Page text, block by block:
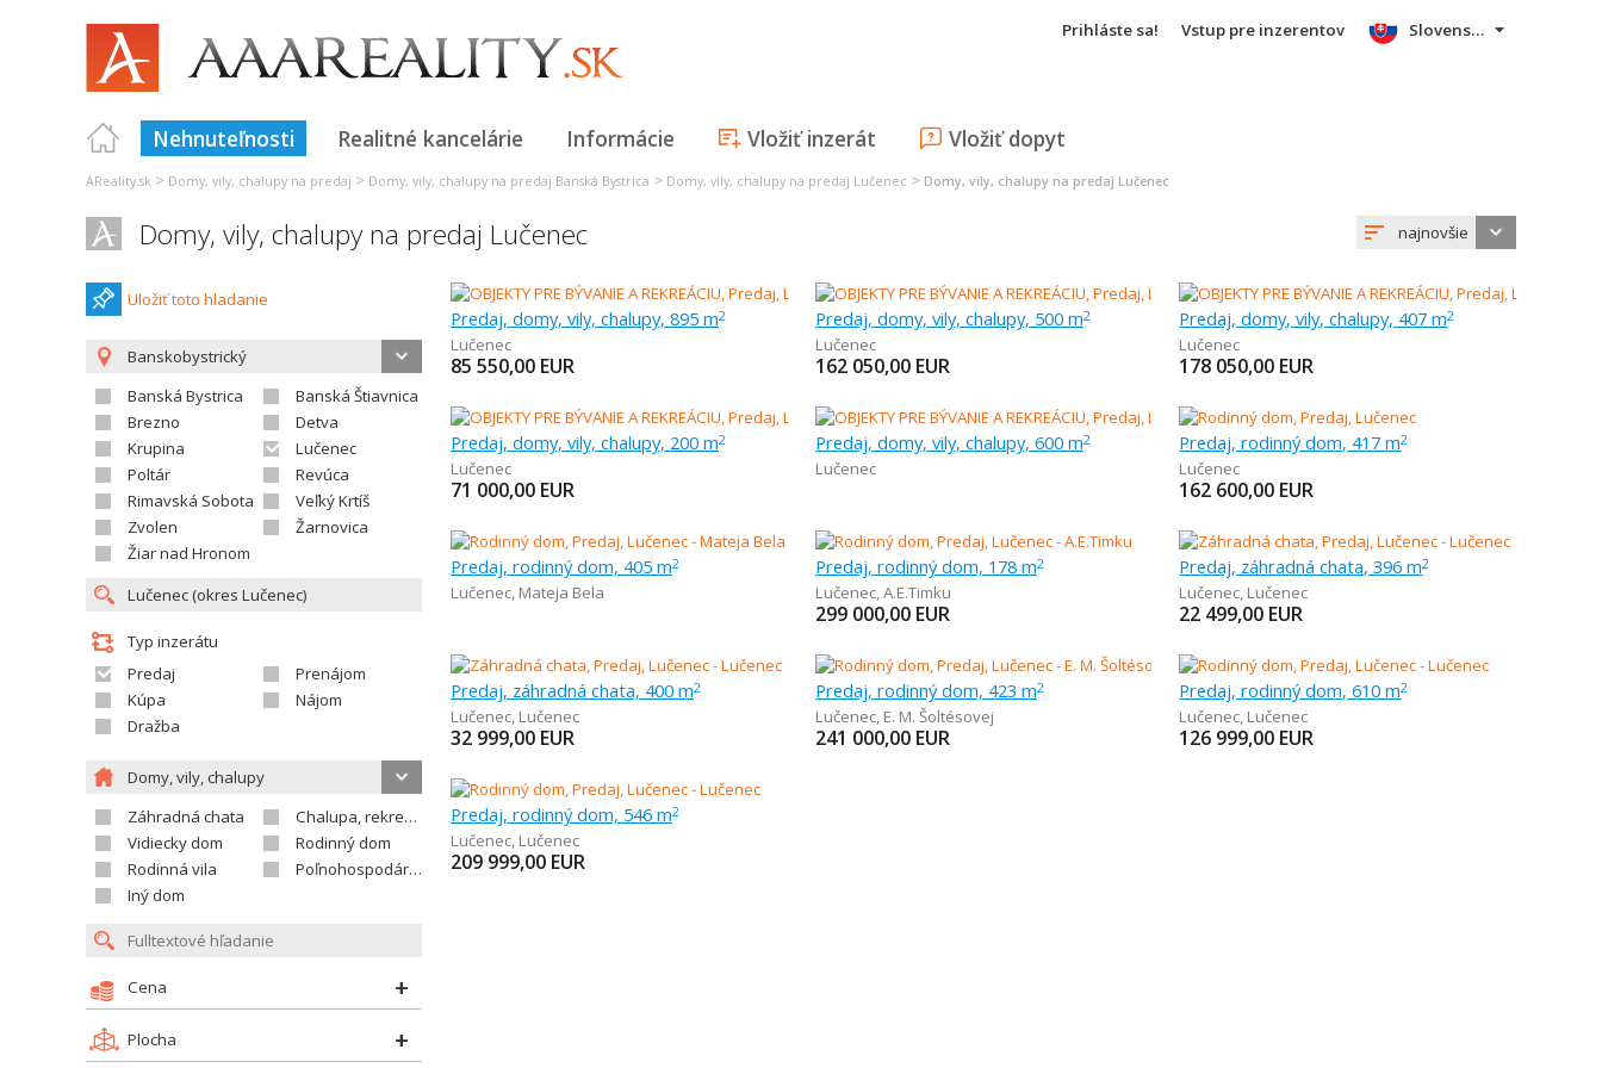
Prihláste sa! Vstup pre inzerentov
Nehnuteľnosti Realitné kancelárie Informácie Vložiť inzerát Vložiť dopyt
Slovensky
AReality.sk > Domy, vily, chalupy na predaj > Domy, vily, chalupy na predaj Banská Bystrica > Domy, vily, chalupy na predaj Lučenec > Domy, vily, chalupy na predaj Lučenec
Domy, vily, chalupy na predaj Lučenec najnovšie
Uložiť toto hladanie
Banskobystrický
Banská Bystrica
Banská Štiavnica
Brezno
Detva
Krupina
Lučenec
Poltár
Revúca
Rimavská Sobota
Veľký Krtíš
Zvolen
Žarnovica
Žiar nad Hronom
Typ inzerátu
Predaj
Prenájom
Kúpa
Nájom
Dražba
Domy, vily, chalupy
Záhradná chata
Chalupa, rekreačný domček
Vidiecky dom
Rodinný dom
Rodinná vila
Poľnohospodárska usadlosť
Iný dom
Cena
Plocha
Predaj, domy, vily, chalupy, 895 m2
Lučenec
85 550,00 EUR
Predaj, domy, vily, chalupy, 500 m2
Lučenec
162 050,00 EUR
Predaj, domy, vily, chalupy, 407 m2
Lučenec
178 050,00 EUR
Predaj, domy, vily, chalupy, 200 m2
Lučenec
71 000,00 EUR
Predaj, domy, vily, chalupy, 600 m2
Lučenec
Predaj, rodinný dom, 417 m2
Lučenec
162 600,00 EUR
Predaj, rodinný dom, 405 m2
Lučenec, Mateja Bela
Predaj, rodinný dom, 178 m2
Lučenec,A.E.Timku
299 000,00 EUR
Predaj, záhradná chata, 396 m2
Lučenec, Lučenec
22 499,00 EUR
Predaj, záhradná chata, 400 m2
Lučenec, Lučenec
32 999,00 EUR
Predaj, rodinný dom, 423 m2
Lučenec, E. M. Šoltésovej
241 000,00 EUR
Predaj, rodinný dom, 610 m2
Lučenec, Lučenec
126 999,00 EUR
Predaj, rodinný dom, 546 m2
Lučenec, Lučenec
209 999,00 EUR